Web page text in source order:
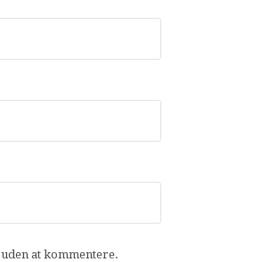
uden at kommentere.